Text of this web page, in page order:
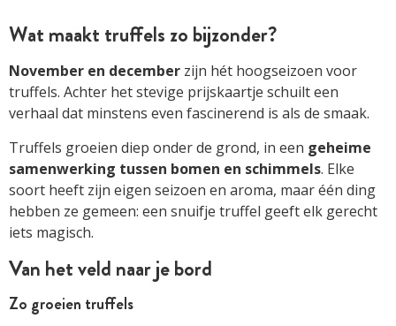
Wat maakt truffels zo bijzonder?
November en december zijn hét hoogseizoen voor
truffels. Achter het stevige prijskaartje schuilt een
verhaal dat minstens even fascinerend is als de smaak.
Truffels groeien diep onder de grond, in een geheime
samenwerking tussen bomen en schimmels. Elke
soort heeft zijn eigen seizoen en aroma, maar één ding
hebben ze gemeen: een snuifje truffel geeft elk gerecht
iets magisch.
Van het veld naar je bord
Zo groeien truffels